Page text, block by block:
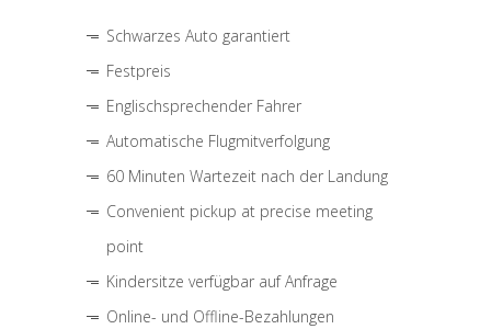
Schwarzes Auto garantiert
Festpreis
Englischsprechender Fahrer
Automatische Flugmitverfolgung
60 Minuten Wartezeit nach der Landung
Convenient pickup at precise meeting
point
Kindersitze verfügbar auf Anfrage
Online- und Offline-Bezahlungen